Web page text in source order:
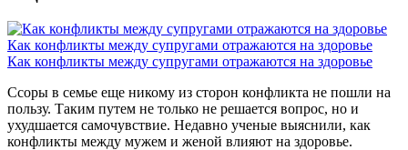
Как конфликты между супругами отражаются на здоровье
Как конфликты между супругами отражаются на здоровье
Ссоры в семье еще никому из сторон конфликта не пошли на
пользу. Таким путем не только не решается вопрос, но и
ухудшается самочувствие. Недавно ученые выяснили, как
конфликты между мужем и женой влияют на здоровье.